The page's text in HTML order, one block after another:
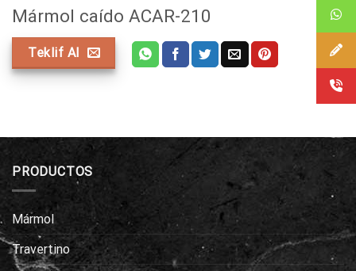
Mármol caído ACAR-210
Teklif Al
PRODUCTOS
Mármol
Travertino